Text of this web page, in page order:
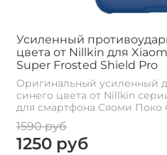
Усиленный
цвета от Nillkin для
Super Frosted Shield Pro
Оригинальный усиленный
синего цвета от Nillkin
для смартфона Сяоми Поко
1590 руб
1250 руб